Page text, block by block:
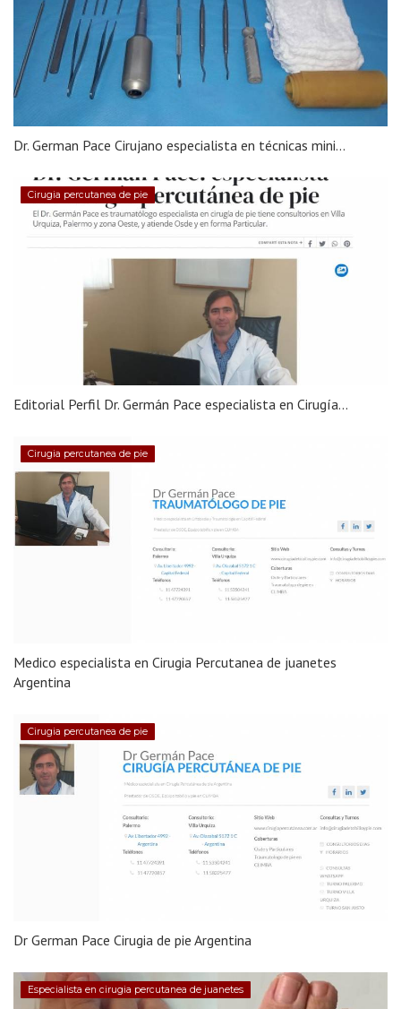
Dr. German Pace Cirujano especialista en técnicas mini...
Cirugia percutanea de pie
Editorial Perfil Dr. Germán Pace especialista en Cirugía...
Cirugia percutanea de pie
Medico especialista en Cirugia Percutanea de juanetes
Argentina
Cirugia percutanea de pie
Dr German Pace Cirugia de pie Argentina
Especialista en cirugia percutanea de juanetes